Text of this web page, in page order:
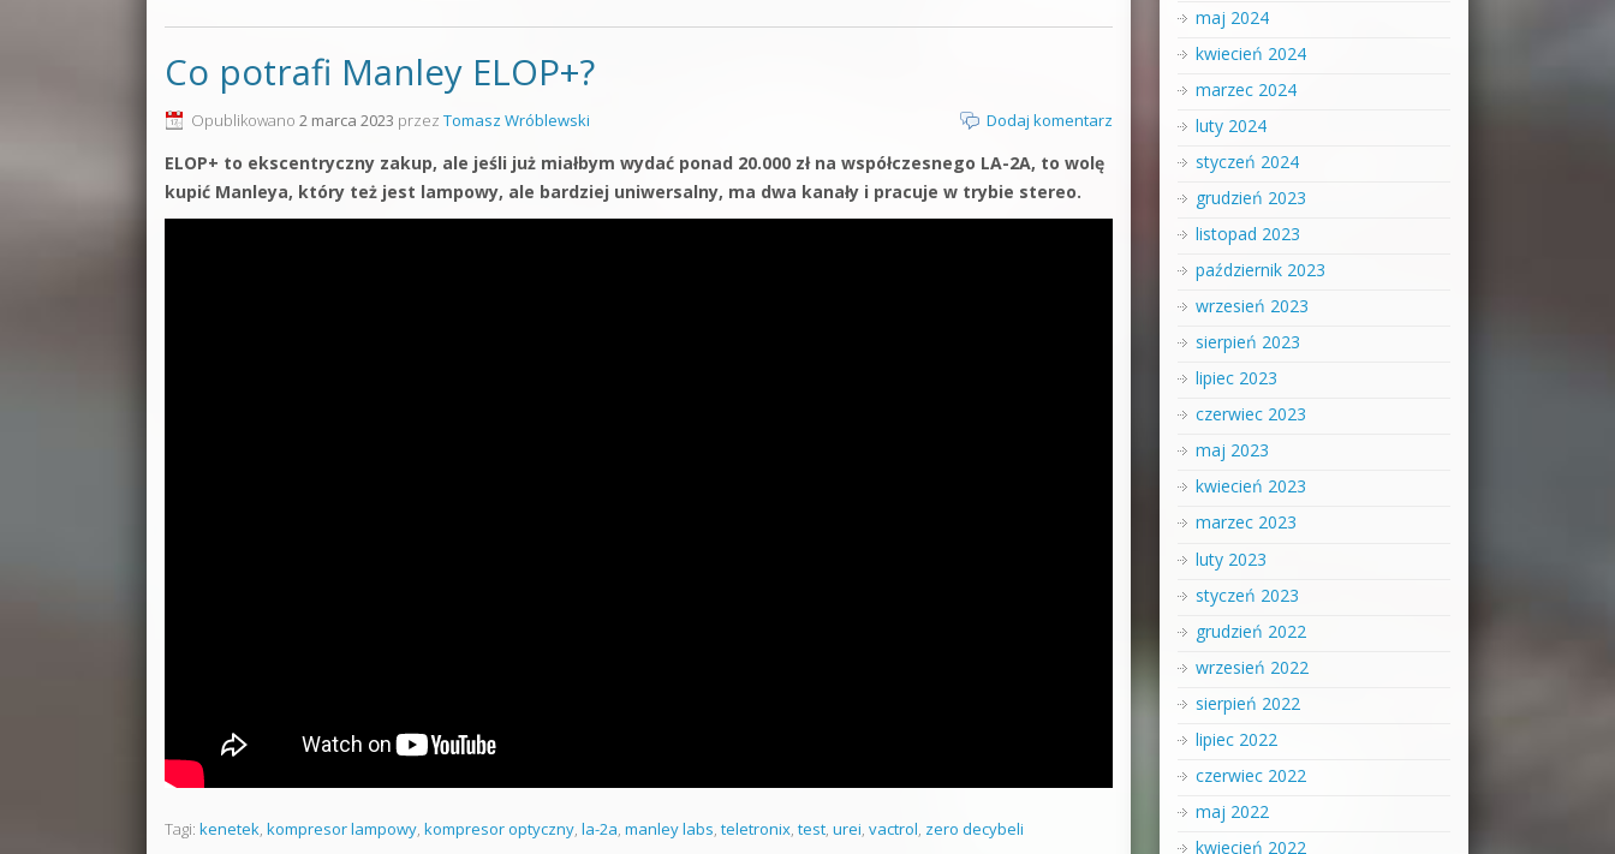
Co potrafi Manley ELOP+?
Opublikowano 2 marca 2023 przez Tomasz Wróblewski Dodaj komentarz
ELOP+ to ekscentryczny zakup, ale jeśli już miałbym wydać ponad 20.000 zł na współczesnego LA-2A, to wolę
kupić Manleya, który też jest lampowy, ale bardziej uniwersalny, ma dwa kanały i pracuje w trybie stereo.
Tagi: kenetek, kompresor lampowy, kompresor optyczny, la-2a, manley labs, teletronix, test, urei, vactrol, zero decybeli
maj 2024
kwiecień 2024
marzec 2024
luty 2024
styczeń 2024
grudzień 2023
listopad 2023
październik 2023
wrzesień 2023
sierpień 2023
lipiec 2023
czerwiec 2023
maj 2023
kwiecień 2023
marzec 2023
luty 2023
styczeń 2023
grudzień 2022
wrzesień 2022
sierpień 2022
lipiec 2022
czerwiec 2022
maj 2022
kwiecień 2022